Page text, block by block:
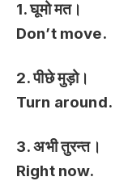
1. घूमो मत।
Don’t move.
2. पीछे मुड़ो।
Turn around.
3. अभी तुरन्त।
Right now.